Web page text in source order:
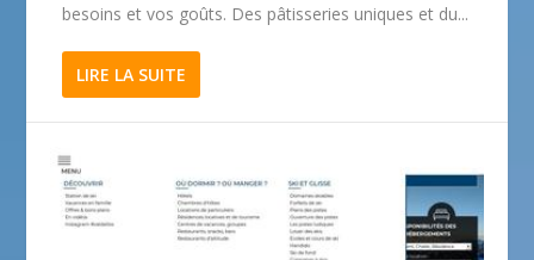
besoins et vos goûts. Des pâtisseries uniques et du...
LIRE LA SUITE